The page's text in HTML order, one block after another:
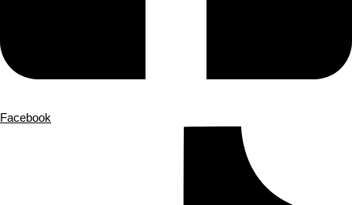
Facebook